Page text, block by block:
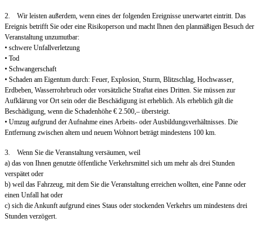
2. Wir leisten außerdem, wenn eines der folgenden Ereignisse unerwartet eintritt. Das
Ereignis betrifft Sie oder eine Risikoperson und macht Ihnen den planmäßigen Besuch der
Veranstaltung unzumutbar:
• schwere Unfallverletzung
• Tod
• Schwangerschaft
• Schaden am Eigentum durch: Feuer, Explosion, Sturm, Blitzschlag, Hochwasser,
Erdbeben, Wasserrohrbruch oder vorsätzliche Straftat eines Dritten. Sie müssen zur
Aufklärung vor Ort sein oder die Beschädigung ist erheblich. Als erheblich gilt die
Beschädigung, wenn die Schadenhöhe € 2.500,– übersteigt.
• Umzug aufgrund der Aufnahme eines Arbeits- oder Ausbildungsverhältnisses. Die
Entfernung zwischen altem und neuem Wohnort beträgt mindestens 100 km.
3. Wenn Sie die Veranstaltung versäumen, weil
a) das von Ihnen genutzte öffentliche Verkehrsmittel sich um mehr als drei Stunden
verspätet oder
b) weil das Fahrzeug, mit dem Sie die Veranstaltung erreichen wollten, eine Panne oder
einen Unfall hat oder
c) sich die Ankunft aufgrund eines Staus oder stockenden Verkehrs um mindestens drei
Stunden verzögert.